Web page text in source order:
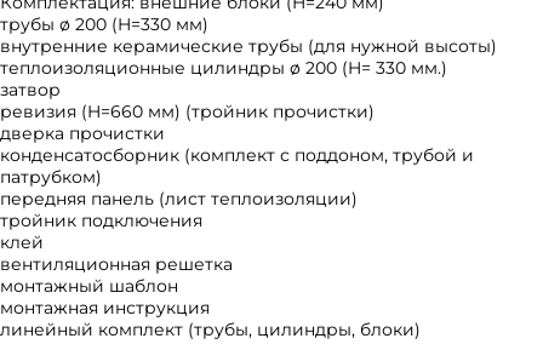
трубы ø 200 (H=330 мм)
внутренние керамические трубы (для нужной высоты)
теплоизоляционные цилиндры ø 200 (H= 330 мм.)
затвор
ревизия (H=660 мм) (тройник прочистки)
дверка прочистки
конденсатосборник (комплект с поддоном, трубой и
патрубком)
передняя панель (лист теплоизоляции)
тройник подключения
клей
вентиляционная решетка
монтажный шаблон
монтажная инструкция
линейный комплект (трубы, цилиндры, блоки)